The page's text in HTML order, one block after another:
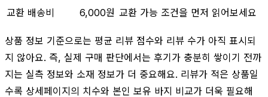
교환 배송비
6,000원 교환 가능 조건을 먼저 읽어보세요
상품 정보 기준으로는 평균 리뷰 점수와 리뷰 수가 아직 표시되
지 않아요. 즉, 실제 구매 판단에서는 후기가 충분히 쌓이기 전까
지는 실측 정보와 소재 정보가 더 중요해요. 리뷰가 적은 상품일
수록 상세페이지의 치수와 본인 보유 바지 비교가 더욱 필요해